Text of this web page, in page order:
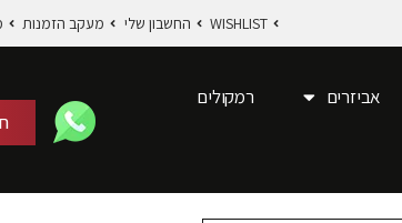
WISHLIST החשבון שלי מעקב הזמנות
אביזרים רמקולים